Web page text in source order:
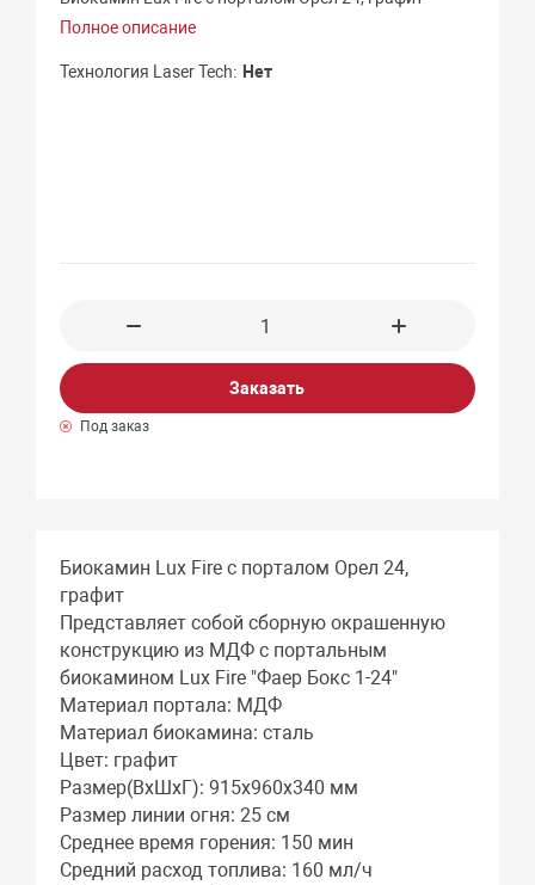
Полное описание
Технология Laser Tech Нет
Заказать
Под заказ
Биокамин Lux Fire с порталом Орел 24,
графит
Представляет собой сборную окрашенную
конструкцию из МДФ c портальным
биокамином Lux Fire "Фаер Бокс 1-24"
Материал портала: МДФ
Материал биокамина: сталь
Цвет: графит
Размер(ВхШхГ): 915х960х340 мм
Размер линии огня: 25 см
Среднее время горения: 150 мин
Средний расход топлива: 160 мл/ч